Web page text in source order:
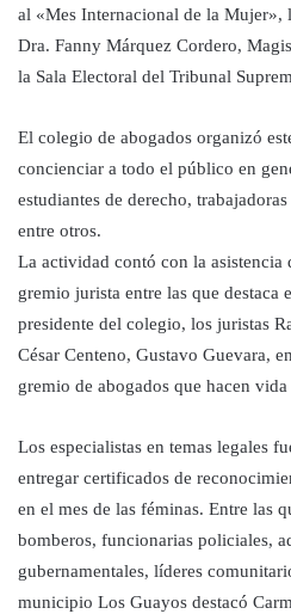
al «Mes Internacional de la Mujer»,
Dra. Fanny Márquez Cordero,
la Sala Electoral del Tribunal
El colegio de abogados organizó
concienciar a todo el público en
estudiantes de derecho,
entre otros.
La actividad contó con la asistencia
gremio jurista entre las que destaca
presidente del colegio, los juristas
César Centeno, Gustavo Guevara,
gremio de abogados que hacen vida
Los especialistas en temas legales
entregar certificados de
en el mes de las féminas. Entre las
bomberos, funcionarias policiales,
gubernamentales, líderes
municipio Los Guayos destacó